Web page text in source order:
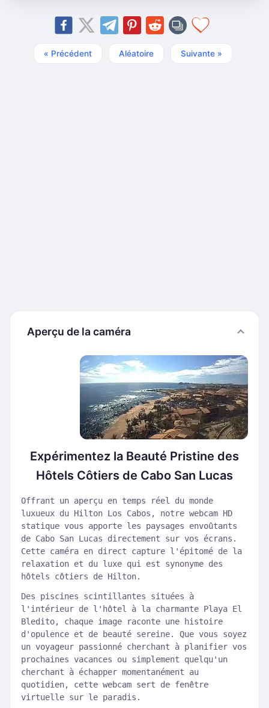
« Précédent Aléatoire Suivante »
Aperçu de la caméra
Expérimentez la Beauté Pristine des
Hôtels Côtiers de Cabo San Lucas
Offrant un aperçu en temps réel du monde
luxueux du Hilton Los Cabos, notre webcam HD
statique vous apporte les paysages envoûtants
de Cabo San Lucas directement sur vos écrans.
Cette caméra en direct capture l'épitomé de la
relaxation et du luxe qui est synonyme des
hôtels côtiers de Hilton.
Des piscines scintillantes situées à
l'intérieur de l'hôtel à la charmante Playa El
Bledito, chaque image raconte une histoire
d'opulence et de beauté sereine. Que vous soyez
un voyageur passionné cherchant à planifier vos
prochaines vacances ou simplement quelqu'un
cherchant à échapper momentanément au
quotidien, cette webcam sert de fenêtre
virtuelle sur le paradis.